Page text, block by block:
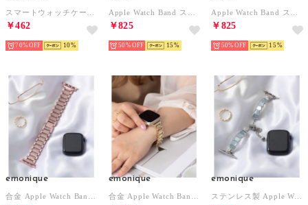
￥462
70% 10
￥825
50% 15
￥825
50% 15
emonique
合金 Apple Watch Band スマートウォッチバンド【38/40/41/42/44/45/49mm対応】 （ピンクゴールド）
emonique
合金 Apple Watch Band スマートウォッチバンド【38/40/41/42/44/45/49mm対応】 （ゴールド）
emonique
ステンレス製 Apple Watch Band スマートウォッチバンド【38/40/41/42/44/45/49mm対応】 （シルバー×ブルー）